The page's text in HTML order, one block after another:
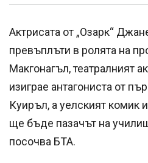
Актрисата от „Озарк“
превъплъти в ролята на
Макгонагъл, театралният
изиграе антагониста от
Куиръл, а уелският комик
ще бъде пазачът на
посочва БТА.